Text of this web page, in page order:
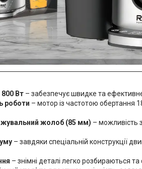
Вт – забезпечує швидке та
роботи – мотор із частотою обертання
жолоб (85 мм) – можливість
– завдяки спеціальній конструкції
– знімні деталі легко розбираються